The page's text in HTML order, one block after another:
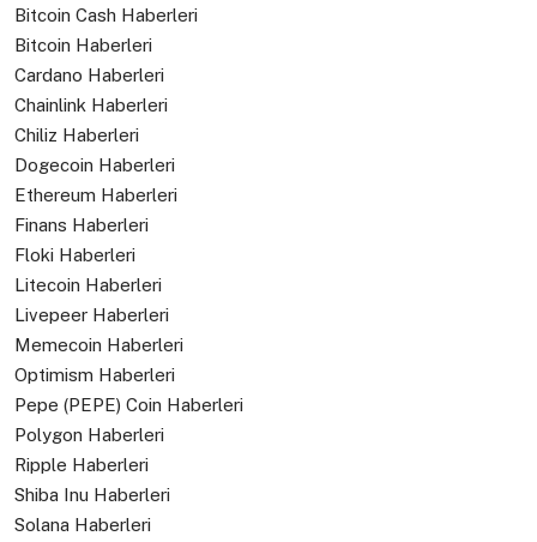
Bitcoin Cash Haberleri
Bitcoin Haberleri
Cardano Haberleri
Chainlink Haberleri
Chiliz Haberleri
Dogecoin Haberleri
Ethereum Haberleri
Finans Haberleri
Floki Haberleri
Litecoin Haberleri
Livepeer Haberleri
Memecoin Haberleri
Optimism Haberleri
Pepe (PEPE) Coin Haberleri
Polygon Haberleri
Ripple Haberleri
Shiba Inu Haberleri
Solana Haberleri